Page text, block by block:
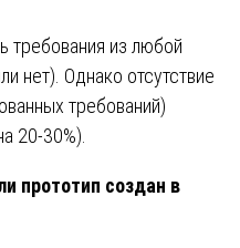
требования из любой
нет). Однако отсутствие
требований)
20-30%).
прототип создан в